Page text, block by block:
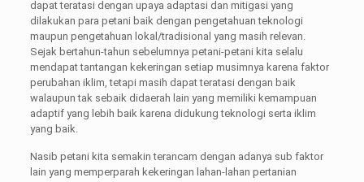
dapat teratasi dengan upaya adaptasi dan mitigasi yang
dilakukan para petani baik dengan pengetahuan teknologi
maupun pengetahuan lokal/tradisional yang masih relevan.
Sejak bertahun-tahun sebelumnya petani-petani kita selalu
mendapat tantangan kekeringan setiap musimnya karena faktor
perubahan iklim, tetapi masih dapat teratasi dengan baik
walaupun tak sebaik didaerah lain yang memiliki kemampuan
adaptif yang lebih baik karena didukung teknologi serta iklim
yang baik.
Nasib petani kita semakin terancam dengan adanya sub faktor
lain yang memperparah kekeringan lahan-lahan pertanian